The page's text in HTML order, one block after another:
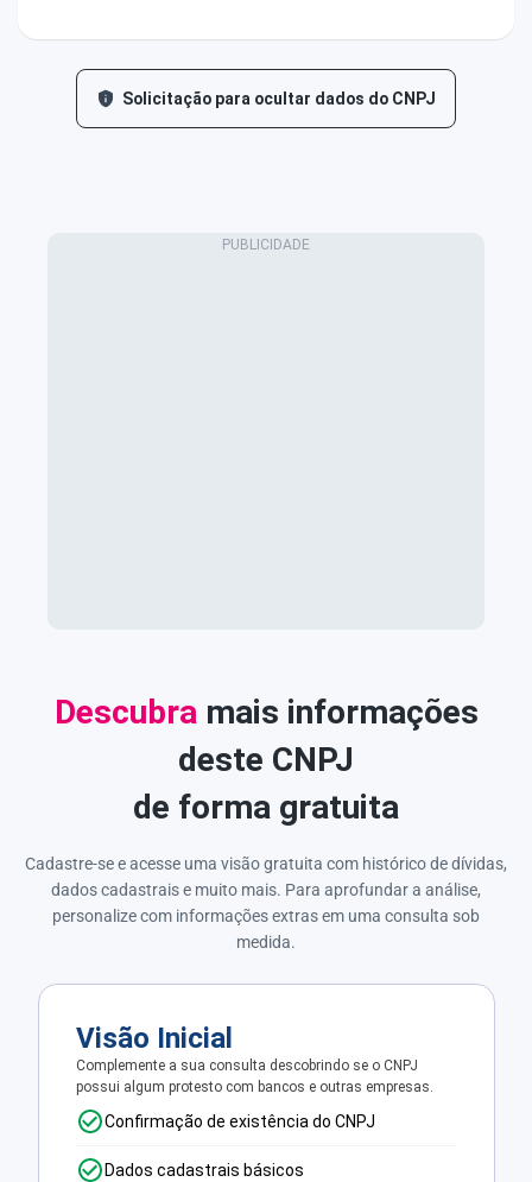
Solicitação para ocultar dados do CNPJ
Descubra mais informações
deste CNPJ
de forma gratuita
Cadastre-se e acesse uma visão gratuita com histórico de dívidas,
dados cadastrais e muito mais. Para aprofundar a análise,
personalize com informações extras em uma consulta sob
medida.
Visão Inicial
Complemente a sua consulta descobrindo se o CNPJ
possui algum protesto com bancos e outras empresas.
Confirmação de existência do CNPJ
Dados cadastrais básicos